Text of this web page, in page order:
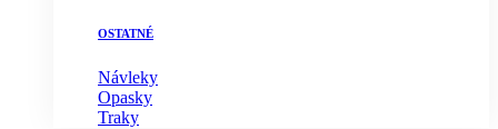
OSTATNÉ
Návleky
Opasky
Traky